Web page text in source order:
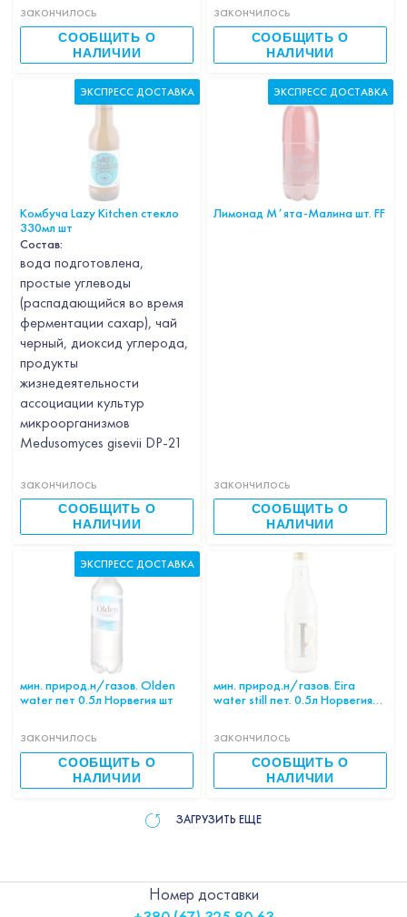
закончилось
СООБЩИТЬ О
НАЛИЧИИ
закончилось
СООБЩИТЬ О
НАЛИЧИИ
Комбуча Lazy Kitchen стекло
330мл шт
Состав:
вода подготовлена,
простые углеводы
(распадающийся во время
ферментации сахар), чай
черный, диоксид углерода,
продукты
жизнедеятельности
ассоциации культур
микроорганизмов
Medusomyces gisevii DP-21
закончилось
СООБЩИТЬ О
НАЛИЧИИ
ЭКСПРЕСС ДОСТАВКА
Лимонад Мʼята-Малина шт. FF
закончилось
СООБЩИТЬ О
НАЛИЧИИ
ЭКСПРЕСС ДОСТАВКА
мин. природ.н/газов. Olden
water пет 0.5л Норвегия шт
закончилось
СООБЩИТЬ О
НАЛИЧИИ
ЭКСПРЕСС ДОСТАВКА
мин. природ.н/газов. Eira
water still пет. 0.5л Норвегия
закончилось
СООБЩИТЬ О
НАЛИЧИИ
ЗАГРУЗИТЬ ЕЩЕ
Номер доставки